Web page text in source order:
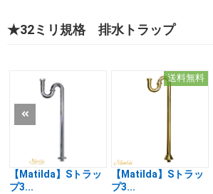
★32ミリ規格 排水トラップ
【Matilda】Sトラッ
プ3...
送料無料
【Matilda】Sトラッ
プ3...